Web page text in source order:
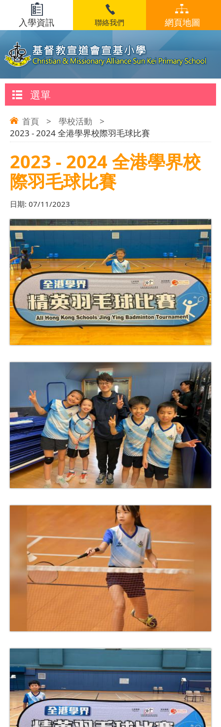
入學資訊 聯絡我們 網頁地圖
選單
首頁 > 學校活動
>
2023 - 2024 全港學界校際羽毛球比賽
2023 - 2024 全港學界校
際羽毛球比賽
日期: 07/11/2023